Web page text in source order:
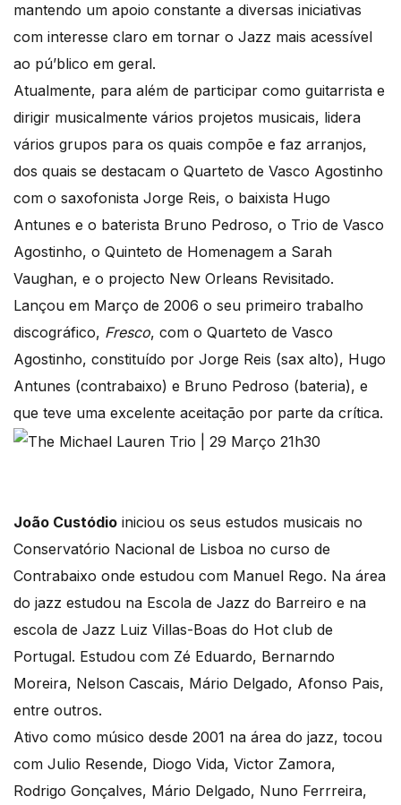
mantendo um apoio constante a diversas iniciativas
com interesse claro em tornar o Jazz mais acessível
ao pú’blico em geral.
Atualmente, para além de participar como guitarrista e
dirigir musicalmente vários projetos musicais, lidera
vários grupos para os quais compõe e faz arranjos,
dos quais se destacam o Quarteto de Vasco Agostinho
com o saxofonista Jorge Reis, o baixista Hugo
Antunes e o baterista Bruno Pedroso, o Trio de Vasco
Agostinho, o Quinteto de Homenagem a Sarah
Vaughan, e o projecto New Orleans Revisitado.
Lançou em Março de 2006 o seu primeiro trabalho
discográfico, Fresco, com o Quarteto de Vasco
Agostinho, constituído por Jorge Reis (sax alto), Hugo
Antunes (contrabaixo) e Bruno Pedroso (bateria), e
que teve uma excelente aceitação por parte da crítica.
João Custódio iniciou os seus estudos musicais no
Conservatório Nacional de Lisboa no curso de
Contrabaixo onde estudou com Manuel Rego. Na área
do jazz estudou na Escola de Jazz do Barreiro e na
escola de Jazz Luiz Villas-Boas do Hot club de
Portugal. Estudou com Zé Eduardo, Bernarndo
Moreira, Nelson Cascais, Mário Delgado, Afonso Pais,
entre outros.
Ativo como músico desde 2001 na área do jazz, tocou
com Julio Resende, Diogo Vida, Victor Zamora,
Rodrigo Gonçalves, Mário Delgado, Nuno Ferrreira,